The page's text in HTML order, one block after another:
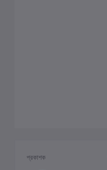
প্রকাশক